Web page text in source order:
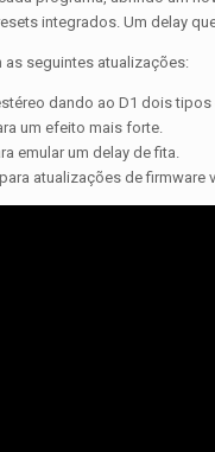
integrados. Um delay
seguintes atualizações:
dando ao D1 dois
um efeito mais forte.
emular um delay de fita.
atualizações de firmware